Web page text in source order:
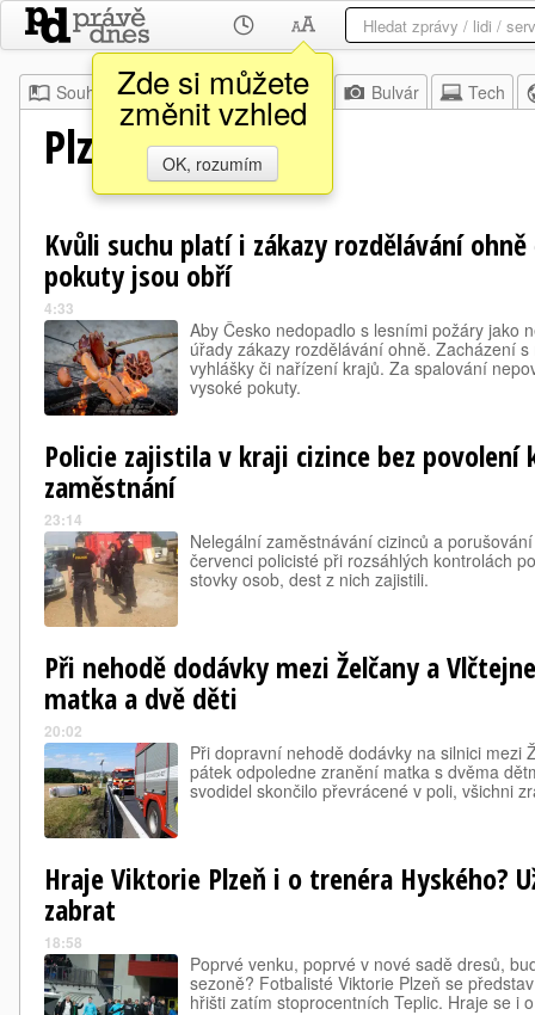
Zde si můžete
změnit vzhled
OK, rozumím
Souhrn Moje Z domova Bulvár Tech
Plzeňský deník
Kvůli suchu platí i zákazy rozdělávání
pokuty jsou obří
4:33
Aby Česko nedopadlo s lesními požáry jako
úřady zákazy rozdělávání ohně. Zacházení
vyhlášky či nařízení krajů. Za spalování
vysoké pokuty.
Policie zajistila v kraji cizince bez povolení
zaměstnání
23:14
Nelegální zaměstnávání cizinců a
červenci policisté při rozsáhlých kontrolách
stovky osob, dest z nich zajistili.
Při nehodě dodávky mezi Želčany a
matka a dvě děti
20:02
Při dopravní nehodě dodávky na silnici mezi
pátek odpoledne zranění matka s dvěma
svodidel skončilo převrácené v poli, všichni
Hraje Viktorie Plzeň i o trenéra Hyského?
zabrat
18:58
Poprvé venku, poprvé v nové sadě dresů,
sezoně? Fotbalisté Viktorie Plzeň se
hřišti zatím stoprocentních Teplic. Hraje se i